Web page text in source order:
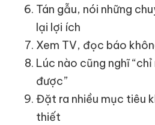
Tán gẫu, nói những
lại lợi ích
Xem TV, đọc báo
Lúc nào cũng nghĩ
được”
Đặt ra nhiều mục tiêu
thiết